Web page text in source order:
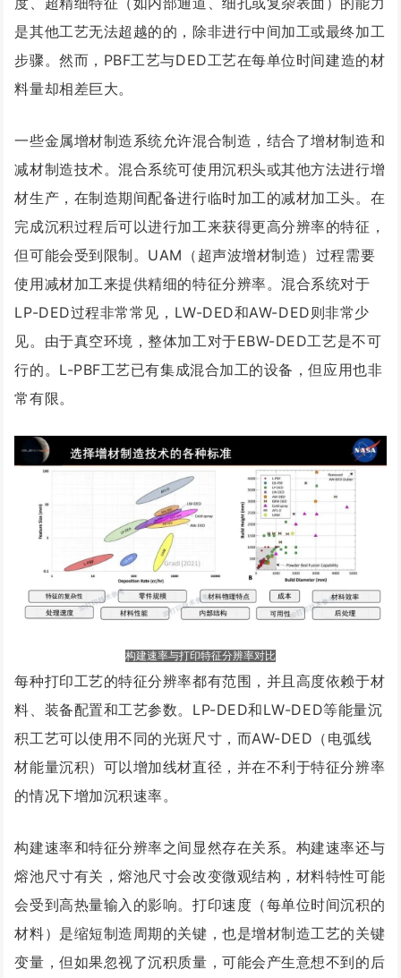
是其他工艺无法超越的的，除非进行中间加工或最终加工
步骤。然而，PBF工艺与DED工艺在每单位时间建造的材
料量却相差巨大。
一些金属增材制造系统允许混合制造，结合了增材制造和
减材制造技术。混合系统可使用沉积头或其他方法进行增
材生产，在制造期间配备进行临时加工的减材加工头。在
完成沉积过程后可以进行加工来获得更高分辨率的特征，
但可能会受到限制。UAM（超声波增材制造）过程需要
使用减材加工来提供精细的特征分辨率。混合系统对于
LP-DED过程非常常见，LW-DED和AW-DED则非常少
见。由于真空环境，整体加工对于EBW-DED工艺是不可
行的。L-PBF工艺已有集成混合加工的设备，但应用也非
常有限。
构建速率与打印特征分辨率对比
每种打印工艺的特征分辨率都有范围，并且高度依赖于材
料、装备配置和工艺参数。LP-DED和LW-DED等能量沉
积工艺可以使用不同的光斑尺寸，而AW-DED（电弧线
材能量沉积）可以增加线材直径，并在不利于特征分辨率
的情况下增加沉积速率。
构建速率和特征分辨率之间显然存在关系。构建速率还与
熔池尺寸有关，熔池尺寸会改变微观结构，材料特性可能
会受到高热量输入的影响。打印速度（每单位时间沉积的
材料）是缩短制造周期的关键，也是增材制造工艺的关键
变量，但如果忽视了沉积质量，可能会产生意想不到的后